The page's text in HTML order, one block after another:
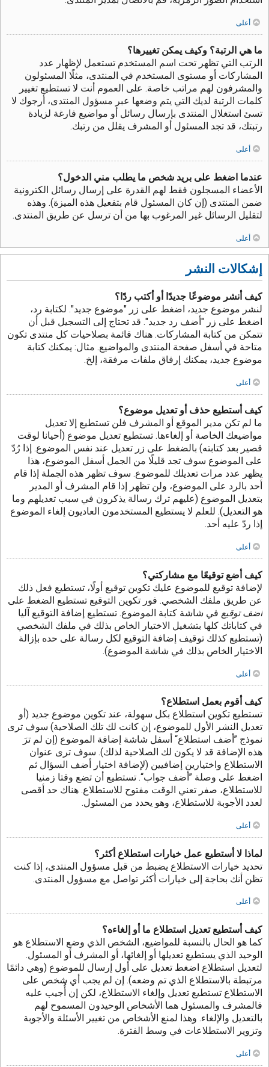
أعلى
ما هي الرتبة؟ وكيف يمكن تغييرها؟
الرتب التي تظهر تحت اسم المستخدم تستعمل لإظهار عدد
المشاركات أو مستوى المستخدم في المنتدى، مثلًا المسئولون
والمشرفون لهم مراتب خاصة. على العموم أنت لا تستطيع تغيير
كلمات الرتبة لديك التي يتم وضعها عبر مسؤول المنتدى، أرجوك لا
تسئ استغلال المنتدى بإرسال رسائل أو مواضيع فارغة لزيادة
رتبتك، قد تجد المسئول أو المشرف يقلل من رتبك.
أعلى
عندما اضغط على بريد شخص ما يطلب مني الدخول؟
الأعضاء المسجلون فقط لهم القدرة على إرسال رسائل الكترونية
ضمن المنتدى (إن كان المسئول قام بتفعيل هذه الميزة). وهذه
لتقليل الرسائل غير المرغوب بها من أن ترسل عن طريق المنتدى.
أعلى
إشكالات النشر
كيف أنشر موضوعًا جديدًا أو أكتب ردًا؟
لنشر موضوع جديد، اضغط على زر "موضوع جديد". لكتابة رد،
اضغط على زر "أضف رد جديد". قد تحتاج إلى التسجيل قبل أن
تتمكن من كتابة المشاركات. هناك قائمة بصلاحيات كل منتدى تكون
متاحة في أسفل صفحة المنتدى والمواضيع. مثال: يمكنك كتابة
موضوع جديد، يمكنك إرفاق ملفات مرفقة، إلخ.
أعلى
كيف أستطيع حذف أو تعديل موضوع؟
ما لم تكن مدير الموقع أو المشرف فلن تستطيع إلا تعديل
مواضيعك الخاصة أو إلغاءها. تستطيع تعديل موضوع (أحيانا لوقت
قصير بعد كتابته) بالضغط على زر تعديل عند نفس الموضوع. إذا رُدّ
على الموضوع سوف تجد قليلًا من الجمل أسفل الموضوع، هذا
يظهر عدد مرات تعديلك للموضوع. سوف تظهر هذه الجملة إذا قام
أحد بالرد على الموضوع، ولن تظهر إذا قام المشرف أو المدير
بتعديل الموضوع (عليهم ترك رسالة يذكرون في سبب تعديلهم وما
هو التعديل). للعلم لا يستطيع المستخدمون العاديون إلغاء الموضوع
إذا ردّ عليه أحد.
أعلى
كيف أضع توقيعًا مع مشاركتي؟
لإضافة توقيع للموضوع عليك تكوين توقيع أولًا، تستطيع فعل ذلك
عن طريق ملفك الشخصي. فور تكوين التوقيع تستطيع الضغط على
أضف توقيع في شاشة كتابة الموضوع. تستطيع إضافة التوقيع آليا
في كتاباتك كلها بتشغيل الاختيار الخاص بذلك في ملفك الشخصي
(تستطيع كذلك توقيف إضافة التوقيع لكل رسالة على حده بإزالة
الاختيار الخاص بذلك في شاشة الموضوع).
أعلى
كيف أقوم بعمل استطلاع؟
تستطيع تكوين استطلاع بكل سهولة، عند تكوين موضوع جديد (أو
تعديل النشر الأول للموضوع، إن كانت لك تلك الصلاحية) سوف ترى
نموذج ”أضف استطلاع“ أسفل شاشة إضافة الموضوع (إن لم ترَ
هذه الإضافة قد لا يكون لك الصلاحية لذلك). سوف ترى عنوان
الاستطلاع واختيارين إضافيين (لإضافة اختيار أضف السؤال ثم
اضغط على وصلة ”أضف جواب“. تستطيع أن تضع وقتا زمنيا
للاستطلاع، صفر تعني الوقت مفتوح للاستطلاع. هناك حد أقصى
لعدد الأجوبة للاستطلاع، وهو يحدد من المسئول.
أعلى
لماذا لا أستطيع عمل خيارات استطلاع أكثر؟
تحديد خيارات الاستطلاع يضبط من قبل مسؤول المنتدى، إذا كنت
تظن أنك بحاجة إلى خيارات أكثر تواصل مع مسؤول المنتدى.
أعلى
كيف أستطيع تعديل استطلاع ما أو إلغاءه؟
كما هو الحال بالنسبة للمواضيع، الشخص الذي وضع الاستطلاع هو
الوحيد الذي يستطيع تعديلها أو إلغائها، أو المشرف أو المسئول.
لتعديل استطلاع اضغط تعديل على أول إرسال للموضوع (وهي دائمًا
مرتبطة بالاستطلاع الذي تم وضعه). إن لم يجب أي شخص على
الاستطلاع تستطيع تعديل وإلغاء الاستطلاع، لكن إن أُجيب عليه
فالمشرف والمسئول هما الأشخاص الوحيدون المسموح لهم
بالتعديل والإلغاء. وهذا لمنع الأشخاص من تغيير الأسئلة والأجوبة
وتزوير الاستطلاعات في وسط الفترة.
أعلى